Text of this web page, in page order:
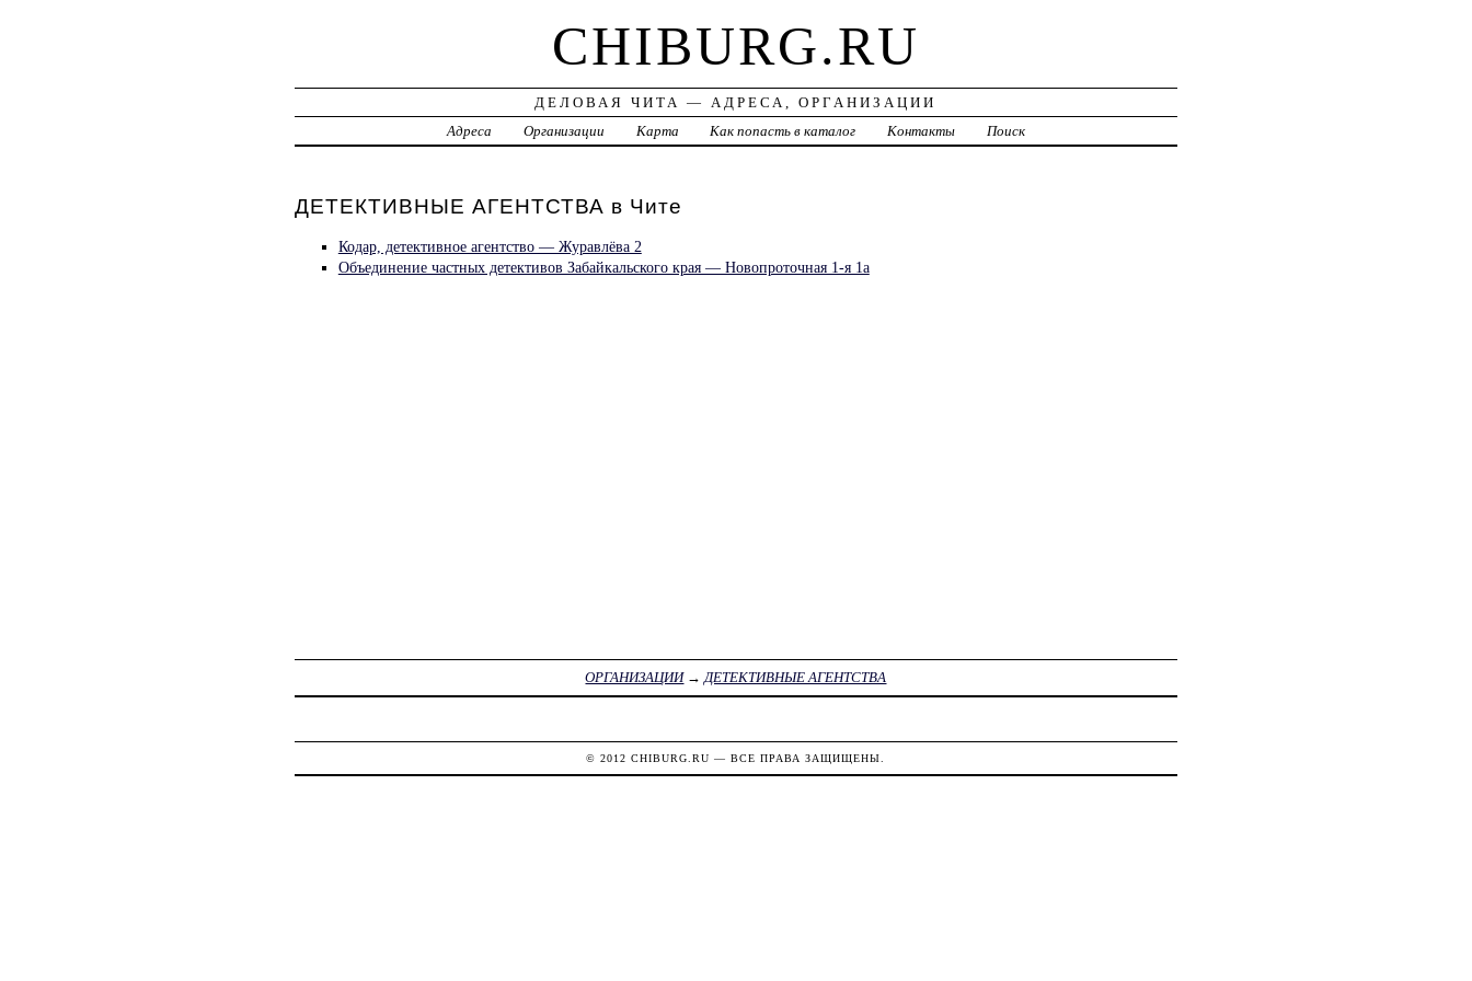
CHIBURG.RU
ДЕЛОВАЯ ЧИТА — АДРЕСА, ОРГАНИЗАЦИИ
Адреса
Организации Карта Как попасть в каталог Контакты Поиск
ДЕТЕКТИВНЫЕ АГЕНТСТВА в Чите
Кодар, детективное агентство — Журавлёва 2
Объединение частных детективов Забайкальского края — Новопроточная 1-я 1а
ОРГАНИЗАЦИИ→ДЕТЕКТИВНЫЕ АГЕНТСТВА
© 2012CHIBURG.RU — ВСЕ ПРАВА ЗАЩИЩЕНЫ.